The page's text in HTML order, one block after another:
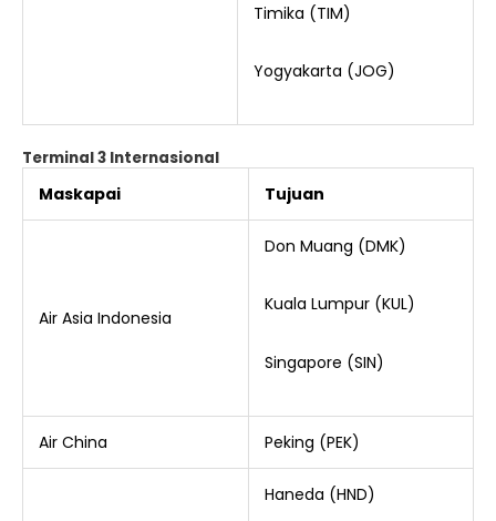
Timika (TIM)
Yogyakarta (JOG)
Terminal 3 Internasional
Maskapai Tujuan
Air Asia Indonesia
Don Muang (DMK)
Kuala Lumpur (KUL)
Singapore (SIN)
Air China Peking (PEK)
Haneda (HND)